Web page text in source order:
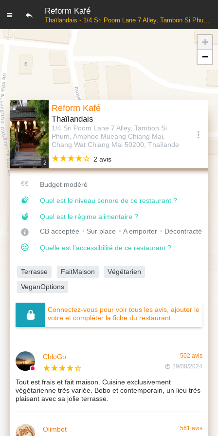
Reform Kafé
Thaïlandais - 1/4 Sri Poom Lane 7 Alley, Tambon Si Phum, Amphoe Mueang Chiang Mai, Chang Wat Chiang Mai 50200, Thaïlande
2
Reform Kafé
Thaïlandais
1/4 Sri Poom Lane 7 Alley, Tambon Si
Phum, Amphoe Mueang Chiang Mai,
Chang Wat Chiang Mai 50200, Thaïlande
2 avis
Budget modéré
Quel est le niveau sonore de ce restaurant ?
Quel est le régime alimentaire ?
CB acceptée
Sur place A emporter Décontracté
Quelle est l'accessibilité de ce restaurant ?
Terrasse FaitMaison
Végétarien
VeganOptions
Connectez-vous pour voir tous les avis, ajouter le
votre et compléter la fiche du restaurant
ChloGo
502 avis
29/08/2024
Tout est frais et fait maison. Cuisine exclusivement
végétarienne très variée. Bobo et contemporain, un lieu très
plaisant avec sa jolie terrasse.
Olimbot
561 avis
+
−